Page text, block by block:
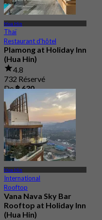
Hua Hin
Thaï
Restaurant d'hôtel
Plamong at Holiday Inn
(Hua Hin)
4.8
732 Réservé
De฿ 630
Hua Hin
International
Rooftop
Vana Nava Sky Bar
Rooftop at Holiday Inn
(Hua Hin)